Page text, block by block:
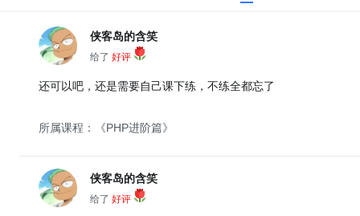
侠客岛的含笑
给了 好评
还可以吧，还是需要自己课下练，不练全都忘了
所属课程：《PHP进阶篇》
侠客岛的含笑
给了 好评